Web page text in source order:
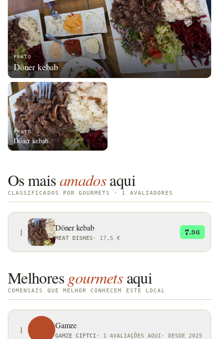
PRATO
Döner kebab
PRATO
Döner kebab
Os maisamadosaqui
CLASSIFICADOS POR GOURMETS · 1 AVALIADORES
1 Döner kebab
MEAT DISHES · 17,5 €
7.96
Melhores gourmets aqui
COMENSAIS QUE MELHOR CONHECEM ESTE LOCAL
1 Gamze
GAMZE CIFTCI · 1 AVALIAÇÕES AQUI · DESDE 2025